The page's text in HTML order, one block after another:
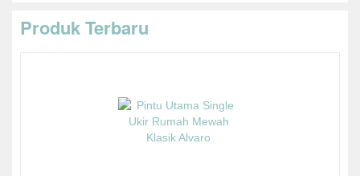
Produk Terbaru